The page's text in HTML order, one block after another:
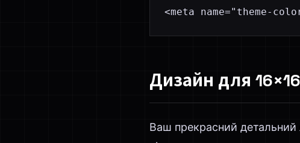
<meta name="theme-
Дизайн для 16×16
Ваш прекрасний детальний